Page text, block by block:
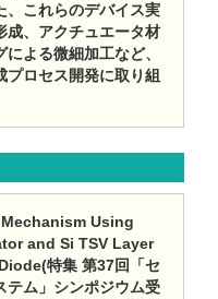
、これらのデバイス実
成、アクチュエータ材
よる微細加工など、
ロセス開発に取り組
Using
and Si TSV Layer
特集 第37回「セ
テム」シンポジウム受